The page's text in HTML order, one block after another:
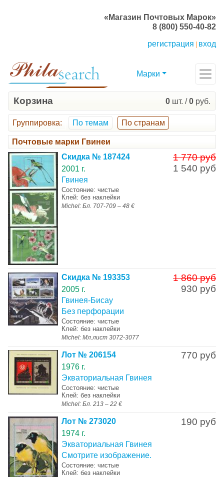
«Магазин Почтовых Марок»
8 (800) 550-40-82
регистрация
вход
Марки
Корзина 0 шт. /0 руб.
Группировка: По темам По странам
Почтовые марки Гвинеи
1 770 руб
1 540 руб
Скидка № 187424
2001 г.
Гвинея
Состояние: чистые
Клей: без наклейки
Michel: Бл. 707-709 – 48 €
1 860 руб
930 руб
Скидка № 193353
2005 г.
Гвинея-Бисау
Без перфорации
Состояние: чистые
Клей: без наклейки
Michel: Мл.лист 3072-3077
770 руб
Лот № 206154
1976 г.
Экваториальная Гвинея
Состояние: чистые
Клей: без наклейки
Michel: Бл. 213 – 22 €
190 руб
Лот № 273020
1974 г.
Экваториальная Гвинея
Смотрите изображение.
Состояние: чистые
Клей: без наклейки